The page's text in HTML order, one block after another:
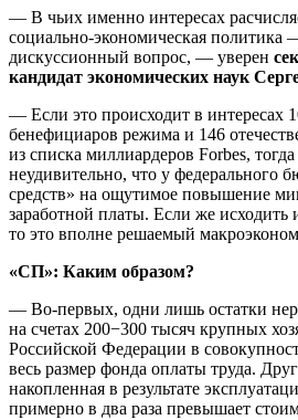
— В чьих именно интересах
социально-экономическая политика
дискуссионный вопрос, — уверен
кандидат экономических наук
— Если это происходит в интересах
бенефициаров режима и 146
из списка миллиардеров Forbes,
неудивительно, что у федерального
средств» на ощутимое повышение
заработной платы. Если же исходить
то это вполне решаемый
«СП»: Каким образом?
— Во-первых, одни лишь остатки
на счетах 200−300 тысяч крупных
Российской Федерации в
весь размер фонда оплаты труда.
накопленная в результате
примерно в два раза превышает